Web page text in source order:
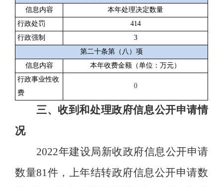
信息内容
本年处理决定数量
行政处罚
414
行政强制
3
第二十条第（八）项
信息内容
本年收费金额（单位：万元）
行政事业性收
费
0
三、收到和处理政府信息公开申请情
况
2022年建设局新收政府信息公开申请
数量81件 ，上年结转政府信息公开申请数